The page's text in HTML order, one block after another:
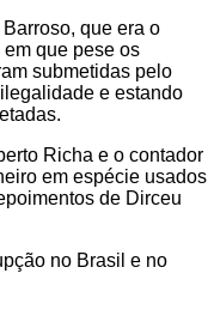
que era o
que pese os
submetidas pelo
e estando
Richa e o contador
em espécie usados
de Dirceu
no Brasil e no